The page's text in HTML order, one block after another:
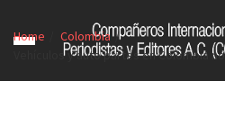
Home
Colombia
Vehículos y auto partes en Colombia